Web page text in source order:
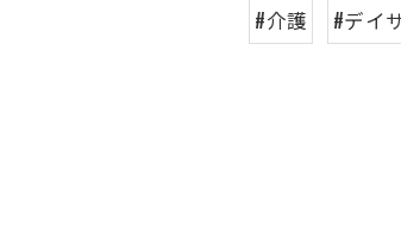
#介護 #デイ